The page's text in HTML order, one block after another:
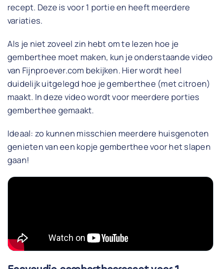
recept. Deze is voor 1 portie en heeft meerdere
variaties.
Als je niet zoveel zin hebt om te lezen hoe je
gemberthee moet maken, kun je onderstaande video
van Fijnproever.com bekijken. Hier wordt heel
duidelijk uitgelegd hoe je gemberthee (met citroen)
maakt. In deze video wordt voor meerdere porties
gemberthee gemaakt.
Ideaal: zo kunnen misschien meerdere huisgenoten
genieten van een kopje gemberthee voor het slapen
gaan!